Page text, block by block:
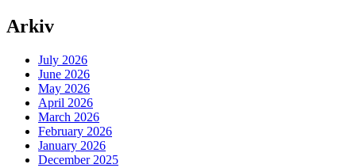
Arkiv
July 2026
June 2026
May 2026
April 2026
March 2026
February 2026
January 2026
December 2025